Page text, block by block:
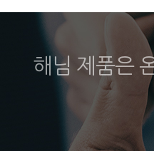
해님 제품은